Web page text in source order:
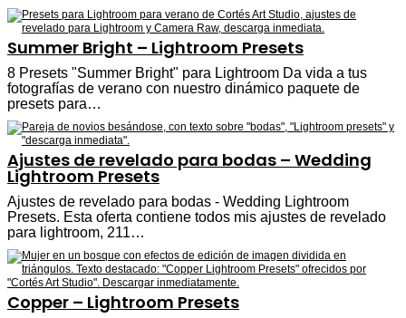
Summer Bright – Lightroom Presets
8 Presets "Summer Bright" para Lightroom Da vida a tus
fotografías de verano con nuestro dinámico paquete de
presets para…
Ajustes de revelado para bodas – Wedding
Lightroom Presets
Ajustes de revelado para bodas - Wedding Lightroom
Presets. Esta oferta contiene todos mis ajustes de revelado
para lightroom, 211…
Copper – Lightroom Presets